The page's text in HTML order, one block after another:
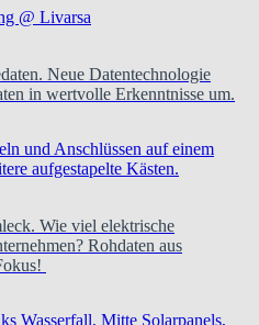
Neue Datentechnologie
in wertvolle Erkenntnisse um.
Wie viel elektrische
Rohdaten aus